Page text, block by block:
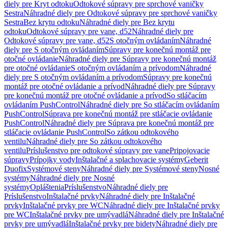
diely pre Kryt odtokuOdtokové súpravy pre sprchové vaničky
SestraNáhradné diely pre Odtokové súpravy pre sprchové vaničky
SestraBez krytu odtokuNáhradné diely pre Bez krytu
odtokuOdtokové súpravy pre vane, d52Náhradné diely pre
Odtokové súpravy pre vane, d52S otočným ovládanímNáhradné
diely pre S otočným ovládanímSúpravy pre konečnú montáž pre
otočné ovládanieNáhradné diely pre Súpravy pre konečnú montáž
pre otočné ovládanieS otočným ovládaním a prívodomNáhradné
diely pre S otočným ovládaním a prívodomSúpravy pre konečnú
montáž pre otočné ovládanie a prívodNáhradné diely pre Súpravy
pre konečnú montáž pre otočné ovládanie a prívodSo stláčacím
ovládaním PushControlNáhradné diely pre So stláčacím ovládaním
PushControlSúprava pre konečnú montáž pre stláčacie ovládanie
PushControlNáhradné diely pre Súprava pre konečnú montáž pre
stláčacie ovládanie PushControlSo zátkou odtokového
ventiluNáhradné diely pre So zátkou odtokového
ventiluPríslušenstvo pre odtokové súpravy pre vanePripojovacie
súpravyPrípojky vodyInštalačné a splachovacie systémyGeberit
DuofixSystémové stenyNáhradné diely pre Systémové stenyNosné
systémyNáhradné diely pre Nosné
systémyOplášteniaPríslušenstvoNáhradné diely pre
PríslušenstvoInštalačné prvkyNáhradné diely pre Inštalačné
prvkyInštalačné prvky pre WCNáhradné diely pre Inštalačné prvky
pre WCInštalačné prvky pre umývadláNáhradné diely pre Inštalačné
prvky pre umývadláInštalačné prvky pre bidetyNáhradné diely pre